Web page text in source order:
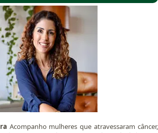
Acompanho mulheres que atravessaram câncer,